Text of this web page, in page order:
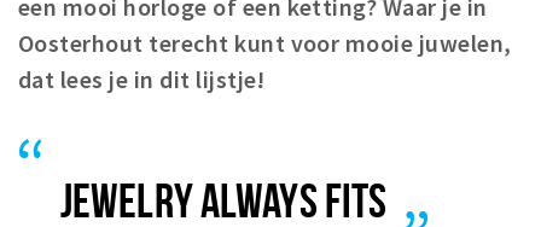
Bezienswaardigheden
Musea, theaters & podia
Uitjes & activiteiten
Baroniepoorten
een mooi horloge of een ketting? Waar je in
Oosterhout terecht kunt voor mooie juwelen,
dat lees je in dit lijstje!
JEWELRY ALWAYS FITS